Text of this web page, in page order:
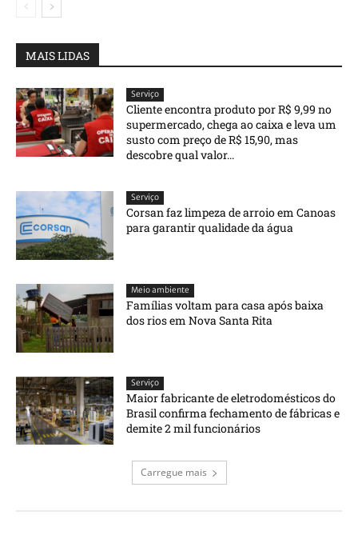
MAIS LIDAS
Serviço
Cliente encontra produto por R$ 9,99 no
supermercado, chega ao caixa e leva um
susto com preço de R$ 15,90, mas
descobre qual valor...
Serviço
Corsan faz limpeza de arroio em Canoas
para garantir qualidade da água
Meio ambiente
Famílias voltam para casa após baixa
dos rios em Nova Santa Rita
Serviço
Maior fabricante de eletrodomésticos do
Brasil confirma fechamento de fábricas e
demite 2 mil funcionários
Carregue mais